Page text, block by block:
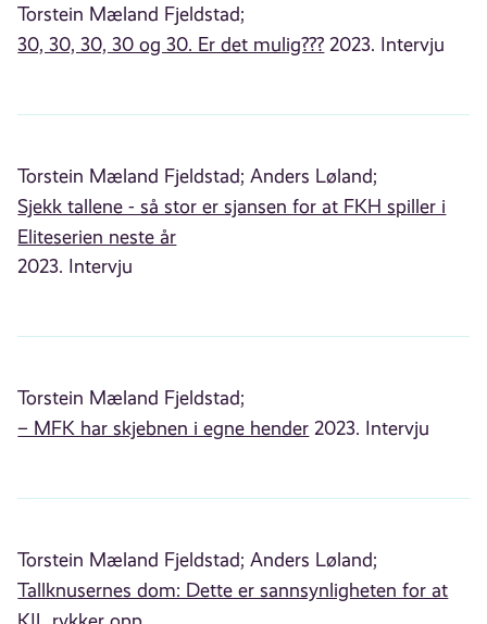
Torstein Mæland Fjeldstad;
30, 30, 30, 30 og 30. Er det mulig??? 2023. Intervju
Torstein Mæland Fjeldstad; Anders Løland;
Sjekk tallene - så stor er sjansen for at FKH spiller i
Eliteserien neste år
2023. Intervju
Torstein Mæland Fjeldstad;
– MFK har skjebnen i egne hender 2023. Intervju
Torstein Mæland Fjeldstad; Anders Løland;
Tallknusernes dom: Dette er sannsynligheten for at